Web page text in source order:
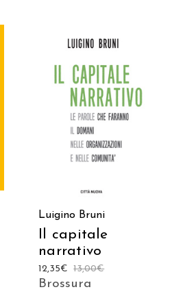
AGGIUNGI AL
CARRELLO
Luigino Bruni
Il capitale
narrativo
13,00€
12,35€
Brossura